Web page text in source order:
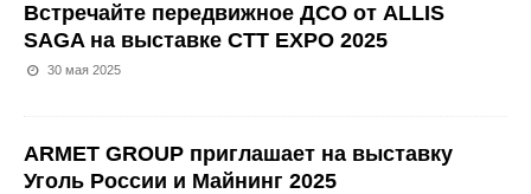
Встречайте передвижное ДСО от ALLIS
SAGA на выставке CTT EXPO 2025
30 мая 2025
ARMET GROUP приглашает на выставку
Уголь России и Майнинг 2025